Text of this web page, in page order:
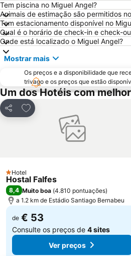
Tem piscina no Miguel Angel?
Animais de estimação são permitidos
Tem estacionamento disponível no
Qual é o horário de check-in e check-
Onde está localizado o Miguel Angel?
Mostrar mais
Os preços e a disponibilidade que
trivago e os preços que estão
Um dos Hotéis com
Partilhar
Adicionar aos favoritos
1 Estrelas
Hotel
Hostal Falfes
8,4 Muito boa (4.810 pontuações)
a 1.2 km de Estádio Santiago Bernabeu
de € 53
Consulte os preços de 4 sites
Ver preços